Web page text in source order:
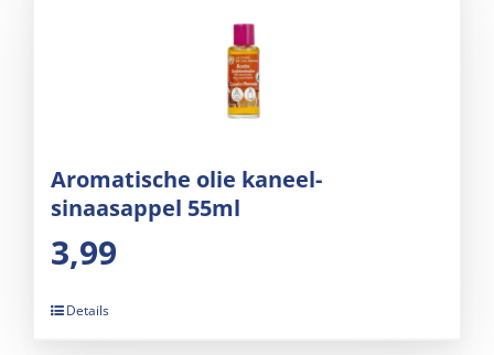
Aromatische olie kaneel-
sinaasappel 55ml
3,99
Details